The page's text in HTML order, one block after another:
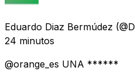
Eduardo Diaz Bermúdez
24 minutos
@orange_es UNA ******